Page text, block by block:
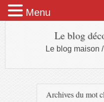
Le blog
Le blog maison
Archives du mot
Menu